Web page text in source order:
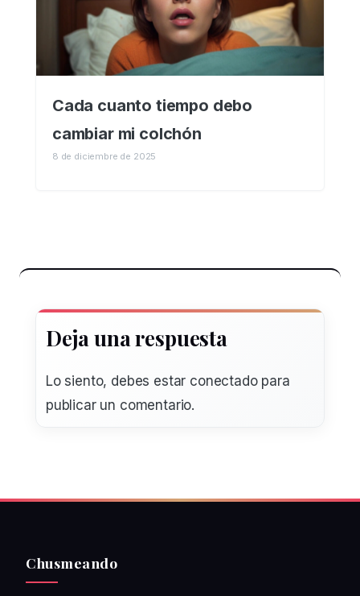
Cada cuanto tiempo debo
cambiar mi colchón
8 de diciembre de 2025
Deja una respuesta
Lo siento, debes estar conectadopara
publicar un comentario.
Chusmeando